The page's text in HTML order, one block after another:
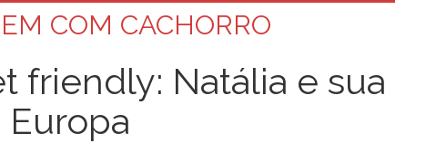
COM CACHORRO
friendly: Natália e sua